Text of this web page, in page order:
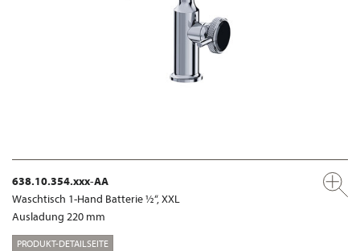
638.10.354.xxx-AA
Waschtisch 1-Hand Batterie ½“, XXL
Ausladung 220 mm
PRODUKT-DETAILSEITE